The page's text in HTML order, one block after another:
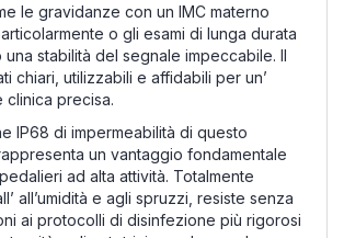
le gravidanze con un IMC materno
o gli esami di lunga durata
stabilità del segnale impeccabile. Il
chiari, utilizzabili e affidabili per un’
clinica precisa.
IP68 di impermeabilità di questo
un vantaggio fondamentale
ad alta attività. Totalmente
all’umidità e agli spruzzi, resiste senza
ai protocolli di disinfezione più rigorosi